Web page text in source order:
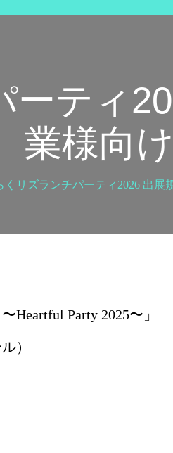
ーティ
業様向け
くリズランチパーティ2026 出展
Party 2025〜」
）